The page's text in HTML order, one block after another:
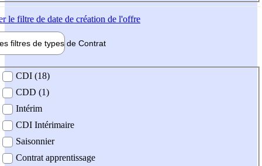
le filtre de date de création de l'offre
filtres de types de Contrat
contrat
CDI (18)
CDD (1)
Intérim
CDI Intérimaire
Saisonnier
Contrat apprentissage